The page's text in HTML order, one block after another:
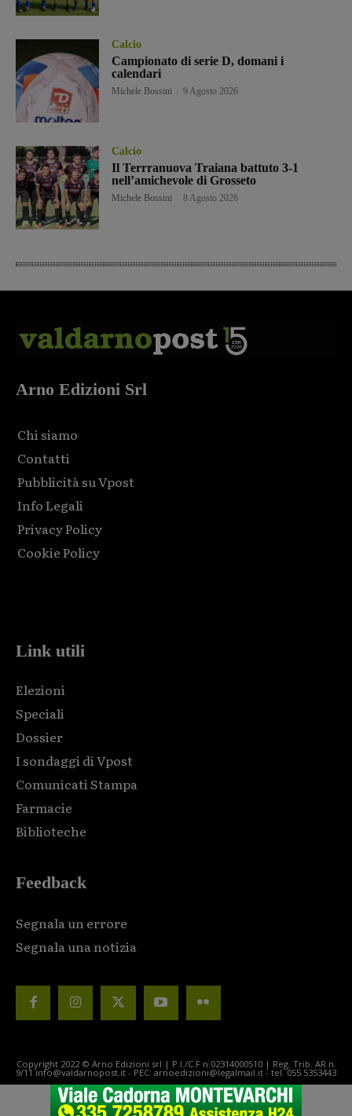
Calcio
Campionato di serie D, domani i
calendari
Michele Bossini 9 Agosto 2026
Calcio
Il Terrranuova Traiana battuto 3-1
nell’amichevole di Grosseto
Michele Bossini 8 Agosto 2026
Arno Edizioni Srl
Chi siamo
Contatti
Pubblicità su Vpost
Info Legali
Privacy Policy
Cookie Policy
Link utili
Elezioni
Speciali
Dossier
I sondaggi di Vpost
Comunicati Stampa
Farmacie
Biblioteche
Feedback
Segnala un errore
Segnala una notizia
Copyright 2022 © Arno Edizioni srl | P.I./C.F n.02314000510 | Reg. Trib. AR n.
9/11 info@valdarnopost.it - PEC: arnoedizioni@legalmail.it - tel. 055.5353443